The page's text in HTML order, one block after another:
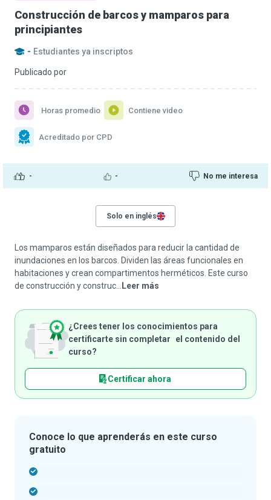
Construcción de barcos y mamparos para
principiantes
- Estudiantes ya inscriptos
Publicado por
- - No me interesa
Horas promedio Contiene video
Acreditado por CPD
Solo en inglés
Los mamparos están diseñados para reducir la cantidad de
inundaciones en los barcos. Dividen las áreas funcionales en
habitaciones y crean compartimentos herméticos. Este curso
de construcción y construc...
Leer más
¿Crees tener los conocimientos para
certificarte sin completar el contenido del
curso?
Certificar ahora
Conoce lo que aprenderás en este curso
gratuito